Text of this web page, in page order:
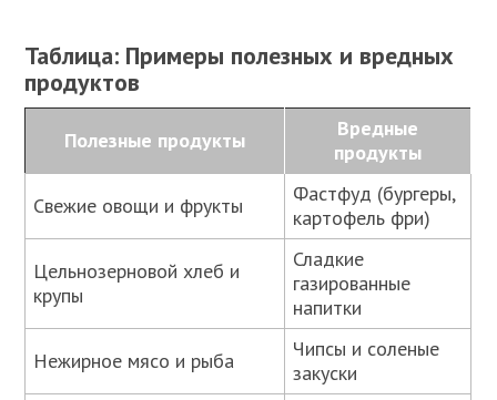
Таблица: Примеры полезных и вредных
продуктов
Полезные продукты
Вредные
продукты
Свежие овощи и фрукты
Фастфуд (бургеры,
картофель фри)
Цельнозерновой хлеб и
крупы
Сладкие
газированные
напитки
Нежирное мясо и рыба
Чипсы и соленые
закуски